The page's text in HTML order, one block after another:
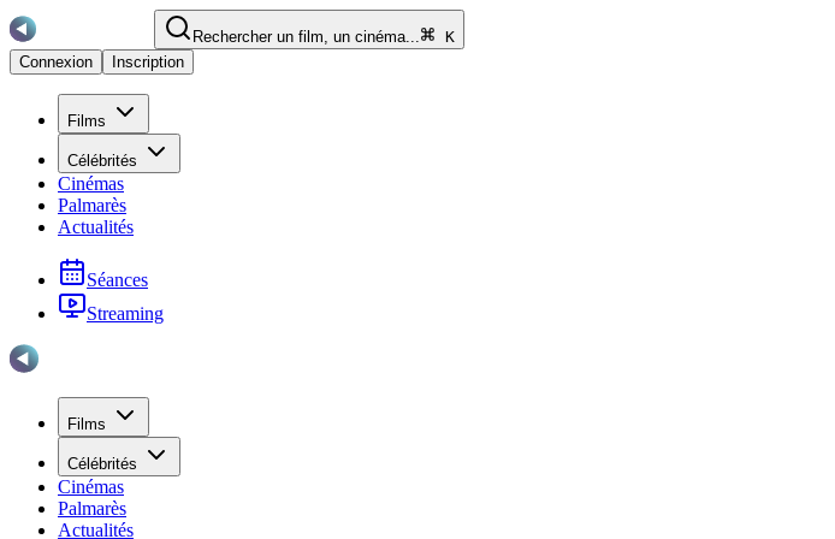
Rechercher un film, un cinéma...
K
Connexion
Inscription
Films
Célébrités
Cinémas
Palmarès
Actualités
Séances
Streaming
Films
Célébrités
Cinémas
Palmarès
Actualités